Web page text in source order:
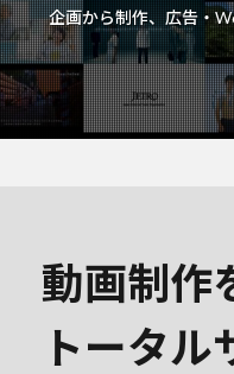
企画から制作、広告・
動画制作
トータル